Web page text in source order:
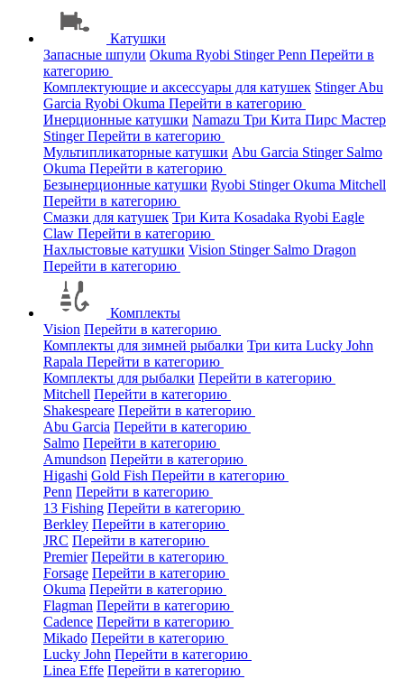
Катушки
Запасные шпули Okuma Ryobi StingerPenn Перейти в
категорию
Комплектующие и аксессуары для катушек StingerAbu
Garcia Ryobi Okuma Перейти в категорию
Инерционные катушки Namazu Три Кита Пирс Мастер
StingerПерейти в категорию
Мультипликаторные катушки Abu Garcia Stinger Salmo
Okuma Перейти в категорию
Безынерционные катушки Ryobi StingerOkuma Mitchell
Перейти в категорию
Смазки для катушек Три Кита Kosadaka Ryobi Eagle
Claw Перейти в категорию
Нахлыстовые катушки Vision Stinger Salmo Dragon
Перейти в категорию
Комплекты
Vision Перейти в категорию
Комплекты для зимней рыбалки Три кита Lucky John
Rapala Перейти в категорию
Комплекты для рыбалки Перейти в категорию
Mitchell Перейти в категорию
Shakespeare Перейти в категорию
Abu Garcia Перейти в категорию
Salmo Перейти в категорию
Amundson Перейти в категорию
Higashi Gold Fish Перейти в категорию
Penn Перейти в категорию
13 Fishing Перейти в категорию
Berkley Перейти в категорию
JRC Перейти в категорию
Premier Перейти в категорию
Forsage Перейти в категорию
Okuma Перейти в категорию
Flagman Перейти в категорию
Cadence Перейти в категорию
Mikado Перейти в категорию
Lucky John Перейти в категорию
Linea Effe Перейти в категорию